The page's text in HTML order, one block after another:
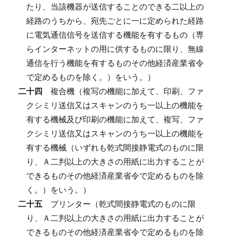
たり、当該機器が送信することのできる二以上の
経路のうちから、宛先ごとに一に定められた経路
に電気通信信号を送信する機能を有するもの（専
らインターネットの用に供するものに限り、無線
通信を行う機能を有するものその他経済産業省令
で定めるものを除く。）をいう。）
二十四 複合機（複写の機能に加えて、印刷、ファ
クシミリ送信又はスキャンのうち一以上の機能を
有する機械及び印刷の機能に加えて、複写、ファ
クシミリ送信又はスキャンのうち一以上の機能を
有する機械（いずれも乾式間接静電式のものに限
り、Ａ二判以上の大きさの用紙に出力することが
できるものその他経済産業省令で定めるものを除
く。）をいう。）
二十五 プリンター（乾式間接静電式のものに限
り、Ａ二判以上の大きさの用紙に出力することが
できるものその他経済産業省令で定めるものを除